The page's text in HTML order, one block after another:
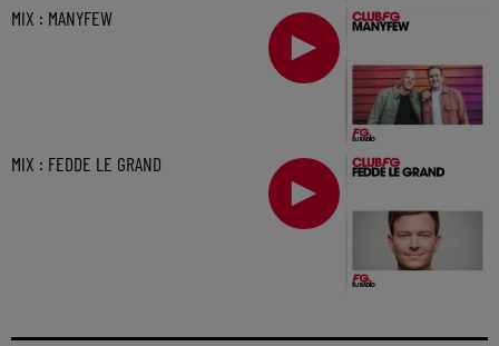
MIX : MANYFEW
MIX : FEDDE LE GRAND